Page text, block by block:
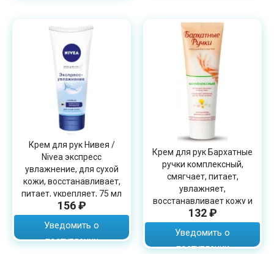
Крем для рук Нивея /
Nivea экспресс
увлажнение, для сухой
кожи, восстанавливает,
питает, укрепляет, 75 мл
156 ₽
Уведомить о
поступлении
Крем для рук Бархатные
ручки комплексный,
смягчает, питает,
увлажняет,
восстанавливает кожу и
ногти, 80 мл
132 ₽
Уведомить о
поступлении